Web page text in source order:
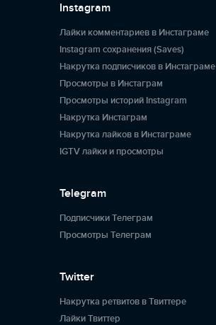
Instagram
Лайки комментариев в Инстаграме
Instagram сохранения (Saves)
Накрутка подписчиков в Инстаграме
Просмотры в Инстаграм
Просмотры историй Instagram
Накрутка Инстаграм
Накрутка лайков в Инстаграме
IGTV лайки и просмотры
Telegram
Подписчики Телеграм
Просмотры Телеграм
Twitter
Накрутка ретвитов в Твиттере
Лайки Твиттер